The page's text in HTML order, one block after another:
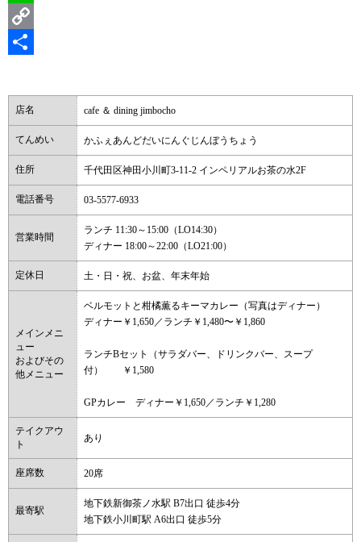
Line
Copy
有
店名 cafe ＆ dining jimbocho
てんめい かふぇあんどだいにんぐじんぼうちょう
住所 千代田区神田小川町3-11-2 インペリアルお茶の水2F
電話番号 03-5577-6933
営業時間
ランチ 11:30～15:00（LO14:30）
ディナー 18:00～22:00（LO21:00）
定休日 土・日・祝、お盆、年末年始
メインメニ
ュー
およびその
他メニュー
ベルモットと柑橘薫るキーマカレー（写真はディナー）
ディナー￥1,650／ランチ￥1,480〜￥1,860
ランチBセット（サラダバー、ドリンクバー、スープ
付） ￥1,580
GPカレー ディナー￥1,650／ランチ￥1,280
テイクアウ
ト
あり
座席数 20席
最寄駅
地下鉄新御茶ノ水駅 B7出口 徒歩4分
地下鉄小川町駅 A6出口 徒歩5分